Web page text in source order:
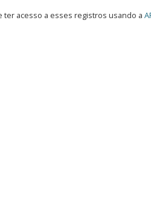
ter acesso a esses registros usando a